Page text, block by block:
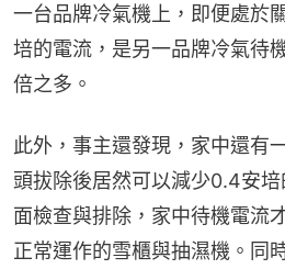
一台品牌冷氣機上，即便處於
培的電流，是另一品牌冷氣待
倍之多。
此外，事主還發現，家中還有
頭拔除後居然可以減少0.4安
面檢查與排除，家中待機電流
正常運作的雪櫃與抽濕機。同